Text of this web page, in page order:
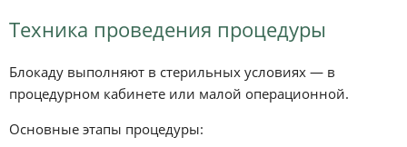
Техника проведения процедуры
Блокаду выполняют в стерильных условиях — в
процедурном кабинете или малой операционной.
Основные этапы процедуры: